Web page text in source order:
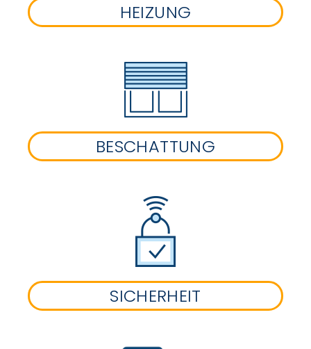
HEIZUNG
BESCHATTUNG
SICHERHEIT